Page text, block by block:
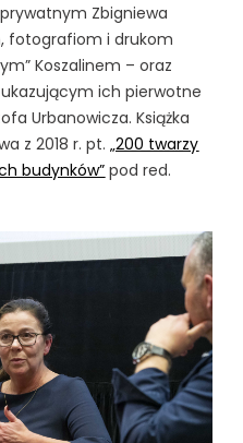
Zbigniewa
fotografiom i drukom
Koszalinem – oraz
ich pierwotne
Urbanowicza. Książka
z 2018 r. pt.„200 twarzy
budynków” pod red.